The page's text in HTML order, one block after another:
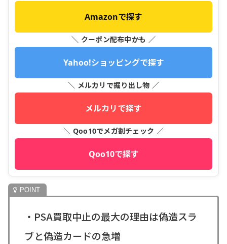
Amazonで探す
＼ クーポン配布中かも ／
Yahoo!ショッピングで探す
＼ メルカリで掘り出し物 ／
メルカリで探す
＼ Qoo10でメガ割チェック ／
Qoo10で探す
・PSA買取中止の最大の理由は偽造スラ
ブと偽造カードの急増